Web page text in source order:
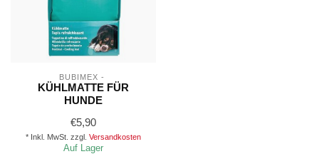
BUBIMEX -
KÜHLMATTE FÜR
HUNDE
€5,90
* Inkl. MwSt. zzgl. Versandkosten
Auf Lager